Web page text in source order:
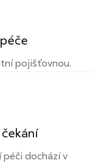
pojišťovnou.
péči dochází v